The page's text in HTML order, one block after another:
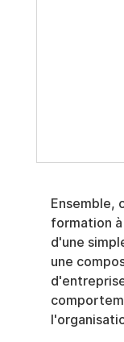
Ensemble,
formation
d'une
une